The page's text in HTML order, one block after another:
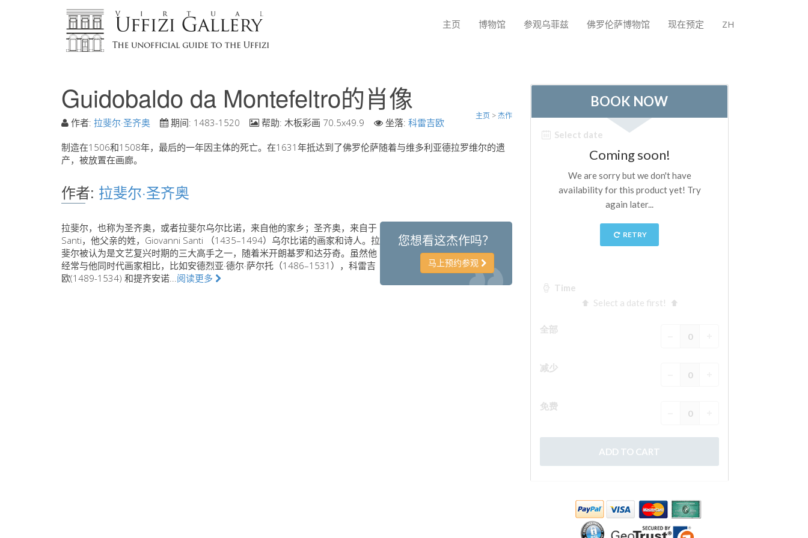
主页 博物馆 参观乌菲兹 佛罗伦萨博物馆 现在预定 ZH
Guidobaldo da Montefeltro的肖像
主页 >杰作
作者: 拉斐尔·圣齐奥 期间: 1483-1520 帮助: 木板彩画 70.5x49.9 坐落: 科雷吉欧
制造在1506和1508年，最后的一年因主体的死亡。在1631年抵达到了佛罗伦萨随着与维多利亚德拉罗维尔的遗
产，被放置在画廊。
作者: 拉斐尔·圣齐奥
您想看这杰作吗？
马上预约参观
拉斐尔，也称为圣齐奥，或者拉斐尔乌尔比诺，来自他的家乡；圣齐奥，来自于
Santi，他父亲的姓，Giovanni Santi （1435–1494）乌尔比诺的画家和诗人。拉
斐尔被认为是文艺复兴时期的三大高手之一，随着米开朗基罗和达芬奇。虽然他
经常与他同时代画家相比，比如安德烈亚·德尔·萨尔托（1486–1531），科雷吉
欧(1489-1534) 和提齐安诺...阅读更多